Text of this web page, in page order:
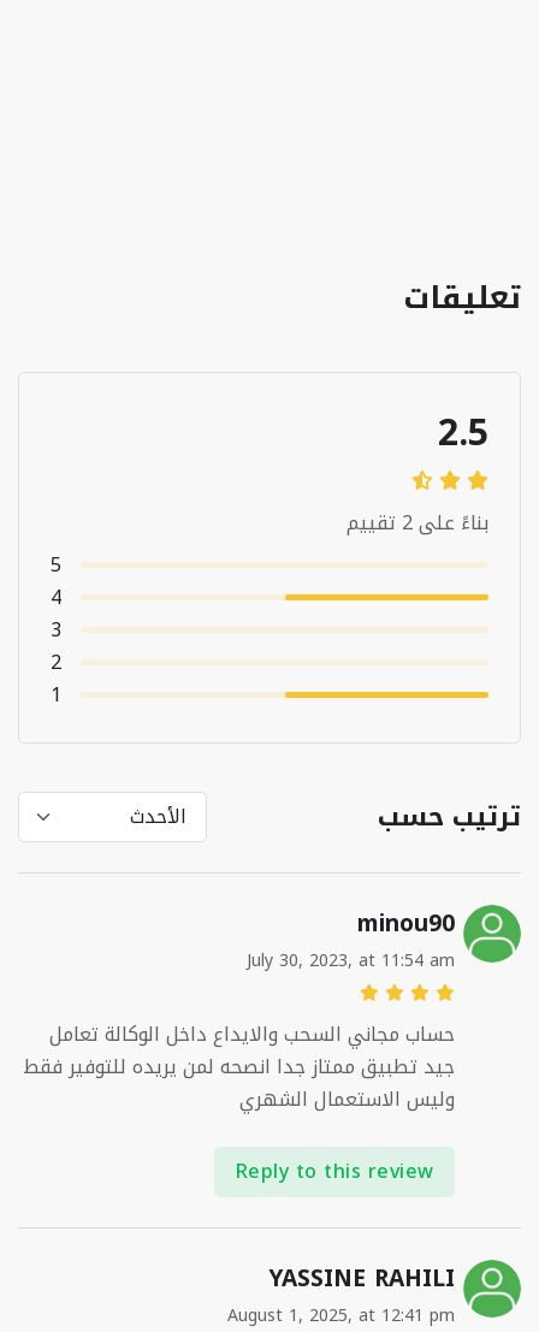
تعليقات
2.5
بناءً على 2 تقييم
5
4
3
2
1
ترتيب حسب
minou90
July 30, 2023, at 11:54 am
حساب مجاني السحب والايداع داخل الوكالة تعامل
جيد تطبيق ممتاز جدا انصحه لمن يريده للتوفير فقط
وليس الاستعمال الشهري
Reply to this review
YASSINE RAHILI
August 1, 2025, at 12:41 pm